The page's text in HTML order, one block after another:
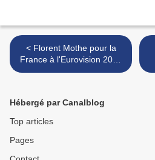
< Florent Mothe pour la
France à l'Eurovision 2017
? Le principal intéressé ne
Hébergé par Canalblog
Top articles
Pages